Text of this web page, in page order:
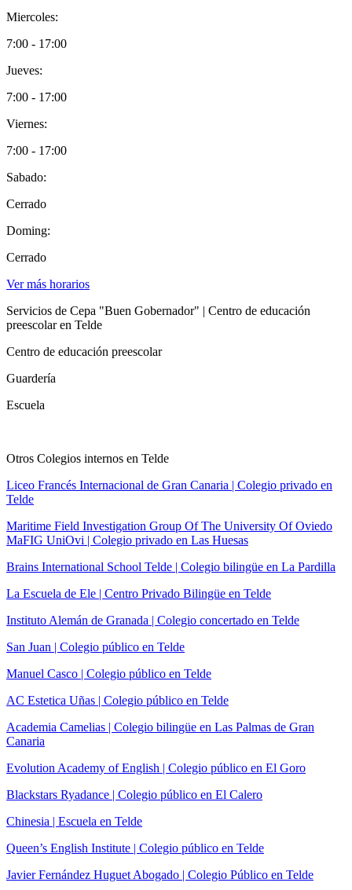
Miercoles:
7:00 - 17:00
Jueves:
7:00 - 17:00
Viernes:
7:00 - 17:00
Sabado:
Cerrado
Doming:
Cerrado
Ver más horarios
Servicios de Cepa "Buen Gobernador" | Centro de educación
preescolar en Telde
Centro de educación preescolar
Guardería
Escuela
Otros Colegios internos en Telde
Liceo Francés Internacional de Gran Canaria | Colegio privado en
Telde
Maritime Field Investigation Group Of The University Of Oviedo
MaFIG UniOvi | Colegio privado en Las Huesas
Brains International School Telde | Colegio bilingüe en La Pardilla
La Escuela de Ele | Centro Privado Bilingüe en Telde
Instituto Alemán de Granada | Colegio concertado en Telde
San Juan | Colegio público en Telde
Manuel Casco | Colegio público en Telde
AC Estetica Uñas | Colegio público en Telde
Academia Camelias | Colegio bilingüe en Las Palmas de Gran
Canaria
Evolution Academy of English | Colegio público en El Goro
Blackstars Ryadance | Colegio público en El Calero
Chinesia | Escuela en Telde
Queen’s English Institute | Colegio público en Telde
Javier Fernández Huguet Abogado | Colegio Público en Telde